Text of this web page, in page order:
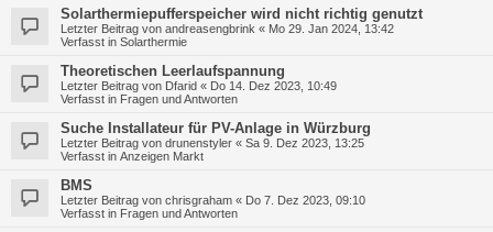
Solarthermiepufferspeicher wird nicht richtig genutzt
Letzter Beitrag von andreasengbrink « Mo 29. Jan 2024, 13:42
Verfasst in Solarthermie
Theoretischen Leerlaufspannung
Letzter Beitrag von Dfarid « Do 14. Dez 2023, 10:49
Verfasst in Fragen und Antworten
Suche Installateur für PV-Anlage in Würzburg
Letzter Beitrag von drunenstyler « Sa 9. Dez 2023, 13:25
Verfasst in Anzeigen Markt
BMS
Letzter Beitrag von chrisgraham « Do 7. Dez 2023, 09:10
Verfasst in Fragen und Antworten